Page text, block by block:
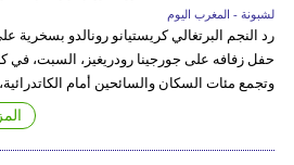
لشبونة - المغرب اليوم
رد النجم البرتغالي كريستيانو رونالدو بسخرية
حفل زفافه على جورجينا رودريغيز، السبت، في
وتجمع مئات السكان والسائحين أمام